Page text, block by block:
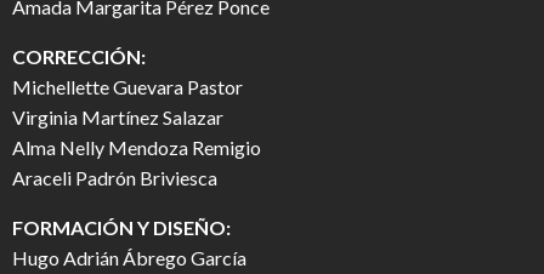
Amada Margarita Pérez Ponce
CORRECCIÓN:
Michellette Guevara Pastor
Virginia Martínez Salazar
Alma Nelly Mendoza Remigio
Araceli Padrón Briviesca
FORMACIÓN Y DISEÑO:
Hugo Adrián Ábrego García